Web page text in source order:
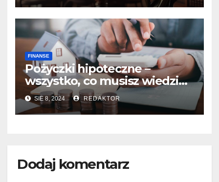
FINANSE
Pożyczki hipoteczne –
wszystko, co musisz wiedzieć
przed zaciągnięciem kredytu
SIE 8, 2024 REDAKTOR
Dodaj komentarz